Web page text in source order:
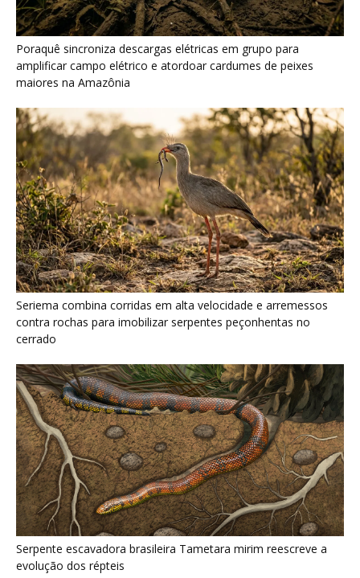
Seriema combina corridas em alta velocidade e arremessos
contra rochas para imobilizar serpentes peçonhentas no
cerrado
Serpente escavadora brasileira Tametara mirim reescreve a
evolução dos répteis
Como a majestosa onça pintada protege as margens dos rios
e sustenta o equilíbrio ecológico na floresta amazônica